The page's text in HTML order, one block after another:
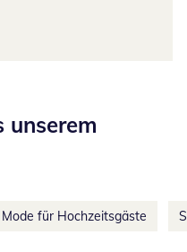
unserem
Mode für Hochzeitsgäste